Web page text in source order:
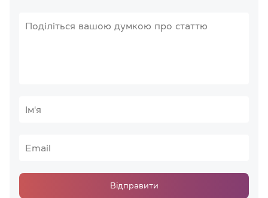
Відправити